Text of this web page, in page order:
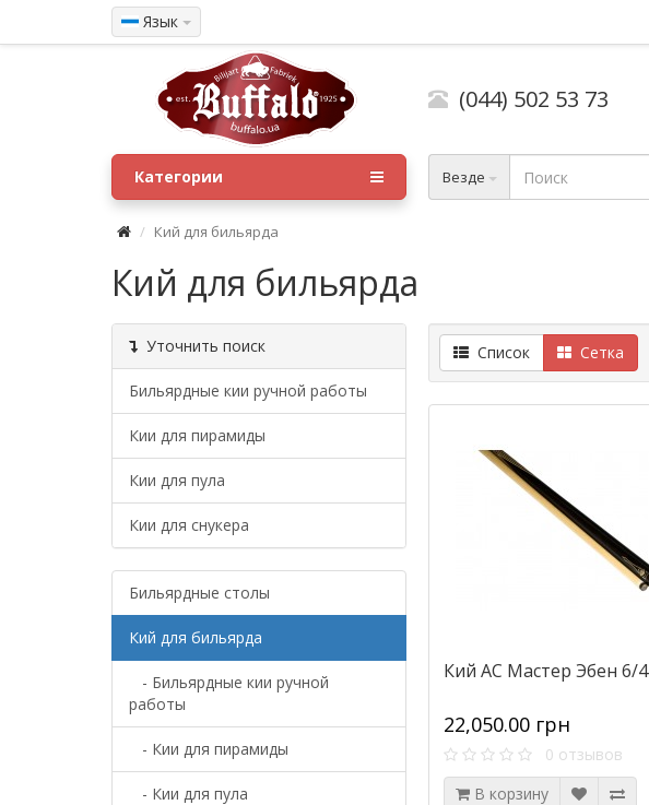
Язык
(044) 502 53 73
Везде
Категории
Кий для бильярда
Кий для бильярда
Уточнить поиск
Бильярдные кии ручной работы
Кии для пирамиды
Кии для пула
Кии для снукера
Бильярдные столы
Кий для бильярда
- Бильярдные кии ручной
работы
- Кии для пирамиды
- Кии для пула
Список Сетка
Кий АС Мастер Эбен 6/4
22,050.00 грн
0 отзывов
В корзину